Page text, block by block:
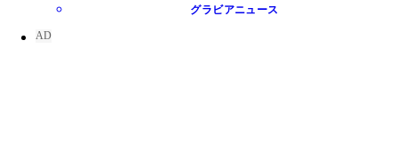
グラビアニュース